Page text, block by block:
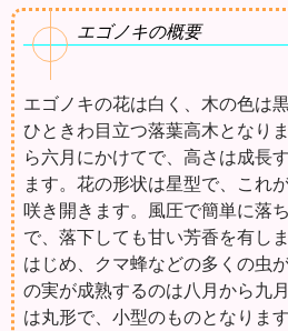
エゴノキの概要
エゴノキの花は白く、木の色は
ひときわ目立つ落葉高木となり
ら六月にかけてで、高さは成長
ます。花の形状は星型で、これ
咲き開きます。風圧で簡単に落
で、落下しても甘い芳香を有し
はじめ、クマ蜂などの多くの虫
の実が成熟するのは八月から九
は丸形で、小型のものとなりま